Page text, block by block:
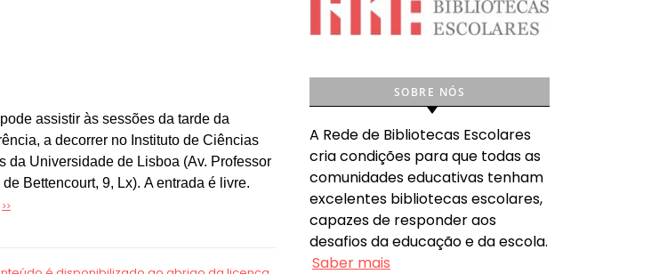
assistir às sessões da tarde da
a decorrer no Instituto de Ciências
da Universidade de Lisboa (Av. Professor
Bettencourt, 9, Lx). A entrada é livre.
>>
SOBRE NÓS
A Rede de Bibliotecas Escolares
cria condições para que todas as
comunidades educativas tenham
excelentes bibliotecas escolares,
capazes de responder aos
desafios da educação e da escola.
Saber mais